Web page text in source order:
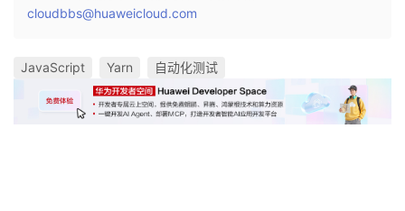
cloudbbs@huaweicloud.com
JavaScript Yarn 自动化测试